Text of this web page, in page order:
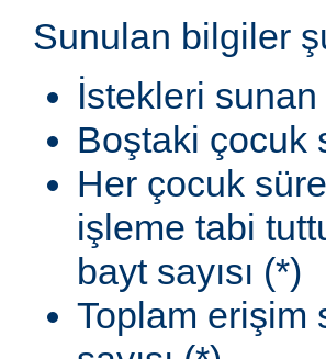
Sunulan bilgiler
İstekleri sunan
Boştaki çocuk
Her çocuk
işleme tabi
bayt sayısı (*)
Toplam erişim